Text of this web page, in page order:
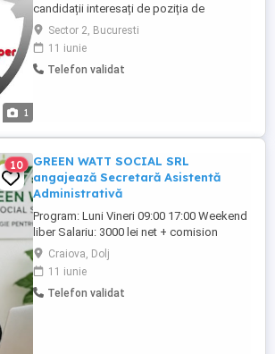
1
candidații interesați de poziția de
secretariat Căutăm un secretar(ă)
dedicat(ă) și organizat(ă) pentru a se
alătura echipei noastre la Service Auto.
Dacă aveți abilități excelente de
Sector 2, Bucuresti
11 iunie
Telefon validat
10
GREEN WATT SOCIAL SRL
angajează Secretară Asistentă
Administrativă
Program: Luni Vineri 09:00 17:00 Weekend
liber Salariu: 3000 lei net + comision
pentru fiecare proiect adus (ex: 1000 EUR
proiect) Responsabilități: preluarea
apelurilor de la clienți; căutarea de
potențiali clienți și subcontractori;
Craiova, Dolj
11 iunie
Telefon validat